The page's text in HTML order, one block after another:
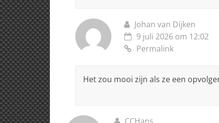
Johan van Dijken
9 juli 2026 om 12:02
Permalink
Het zou mooi zijn als ze een